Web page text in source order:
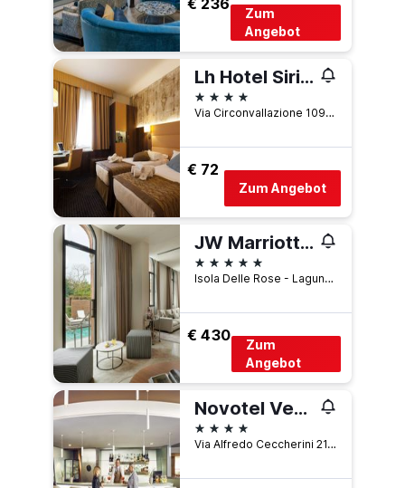
Zum
Angebot
Lh Hotel Sirio Venice
4 Sterne
Via Circonvallazione 109, Venedig, Venetien, Italien
€ 72
Zum Angebot
JW Marriott Venice Resort & Spa
5 Sterne
Isola Delle Rose - Laguna Di San Marco Po Box 731, Venedig, Venetien, Italien
€ 430
Zum
Angebot
Novotel Venezia Mestre Castellana
4 Sterne
Via Alfredo Ceccherini 21, Venedig, Venetien, Italien